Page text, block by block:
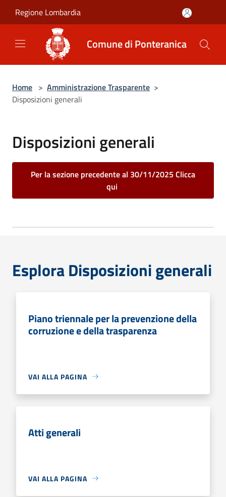
Regione Lombardia
Comune di Ponteranica
Home > Amministrazione Trasparente >
Disposizioni generali
Disposizioni generali
Per la sezione precedente al 30/11/2025 Clicca
qui
Esplora Disposizioni generali
Piano triennale per la prevenzione della
corruzione e della trasparenza
VAI ALLA PAGINA
Atti generali
VAI ALLA PAGINA